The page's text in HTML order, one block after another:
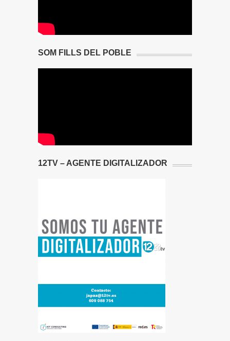
SOM FILLS DEL POBLE
12TV – AGENTE DIGITALIZADOR